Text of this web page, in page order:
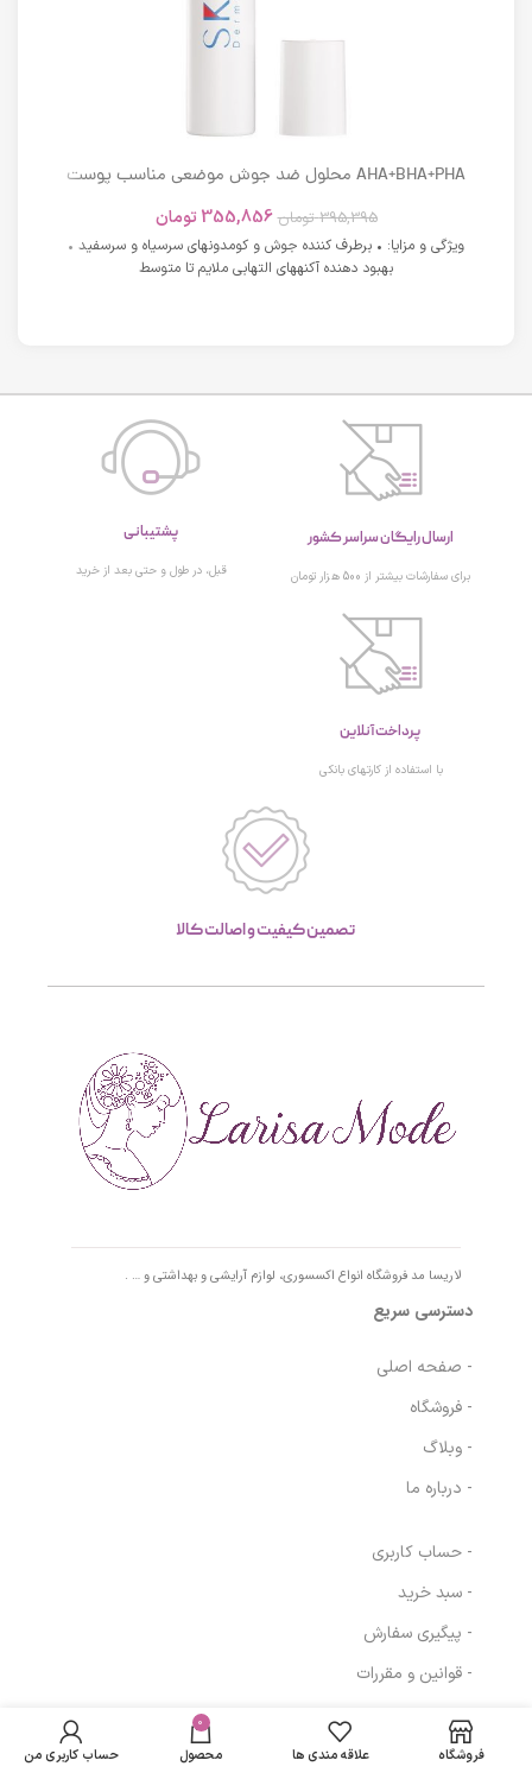
AHA+BHA+PHA محلول ضد جوش موضعی مناسب پوست
395,395 تومان 355,856 تومان
ویژگی و مزایا: • برطرف کننده جوش و کومدونهای سرسیاه و سرسفید •
بهبود دهنده آکنههای التهابی ملایم تا متوسط
ارسال رایگان سراسر کشور
برای سفارشات بیشتر از 500 هزار تومان
پشتیبانی
قبل، در طول و حتی بعد از خرید
پرداخت آنلاین
با استفاده از کارتهای بانکی
تصمین کیفیت و اصالت کالا
لاریسا مد فروشگاه انواع اکسسوری، لوازم آرایشی و بهداشتی و … .
دسترسی سریع
- صفحه اصلی
- فروشگاه
- وبلاگ
- درباره ما
- حساب کاربری
- سبد خرید
- پیگیری سفارش
- قوانین و مقررات
مسیرهای ارتباطی317,200
در انبار
موجود نمی
باشد فروشگاه علاقه مندی ها
0
محصول حساب کاربری من